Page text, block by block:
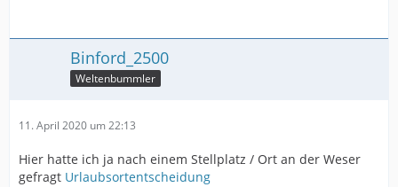
Binford_2500
Weltenbummler
11. April 2020 um 22:13
Hier hatte ich ja nach einem Stellplatz / Ort an der Weser
gefragt Urlaubsortentscheidung